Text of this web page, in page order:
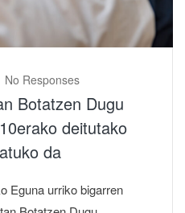
No Responses
Botatzen Dugu
deitutako
da
Eguna urriko bigarren